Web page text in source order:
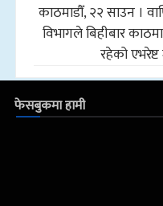
काठमाडौँ, २२ साउन ।
विभागले बिहीबार
रहेको एभरेष्ट
फेसबुकमा हामी